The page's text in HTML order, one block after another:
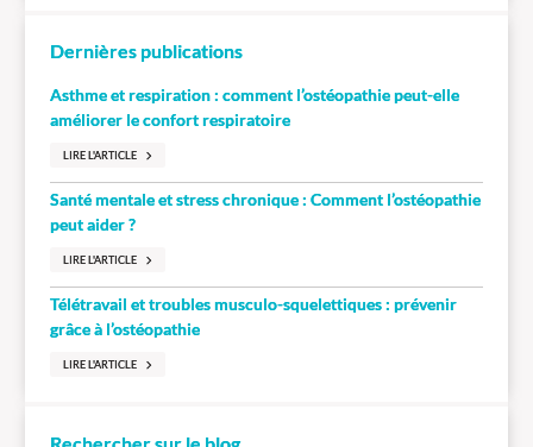
Dernières publications
Asthme et respiration : comment l’ostéopathie peut-elle
améliorer le confort respiratoire
LIRE L'ARTICLE
Santé mentale et stress chronique : Comment l’ostéopathie
peut aider ?
LIRE L'ARTICLE
Télétravail et troubles musculo-squelettiques : prévenir
grâce à l’ostéopathie
LIRE L'ARTICLE
Rechercher sur le blog